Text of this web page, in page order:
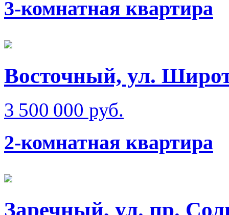
3-комнатная квартира
Восточный, ул.
3 500 000 руб.
2-комнатная квартира
Заречный, ул. пр.